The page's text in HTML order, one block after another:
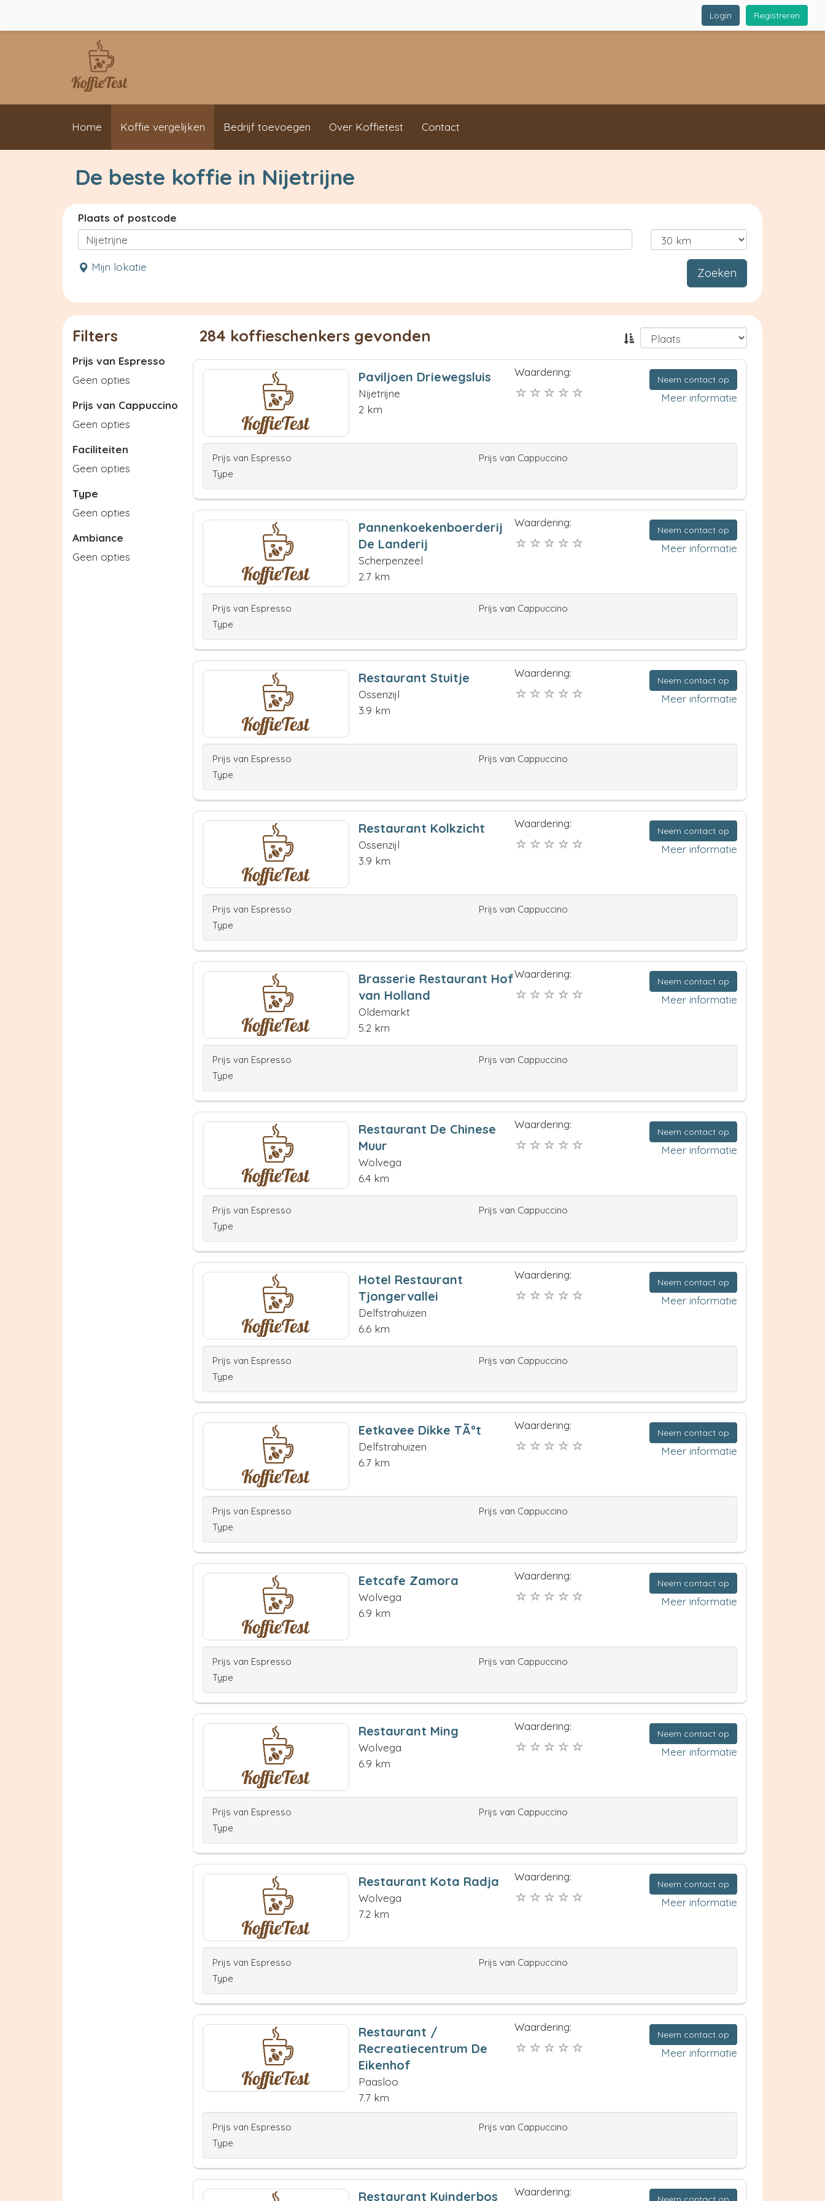
Registreren
Login
Home Koffie vergelijken Bedrijf toevoegen Over Koffietest Contact
De beste koffie in Nijetrijne
Plaats of postcode
Mijn lokatie Zoeken
Filters
Prijs van Espresso
Geen opties
Prijs van Cappuccino
Geen opties
Faciliteiten
Geen opties
Type
Geen opties
Ambiance
Geen opties
284 koffieschenkers gevonden
Paviljoen Driewegsluis
Nijetrijne
2 km
Waardering:
Neem contact op
Meer informatie
Prijs van Espresso
Prijs van Cappuccino
Type
Pannenkoekenboerderij
De Landerij
Scherpenzeel
2.7 km
Waardering:
Neem contact op
Meer informatie
Prijs van Espresso
Prijs van Cappuccino
Type
Restaurant Stuitje
Ossenzijl
3.9 km
Waardering:
Neem contact op
Meer informatie
Prijs van Espresso
Prijs van Cappuccino
Type
Restaurant Kolkzicht
Ossenzijl
3.9 km
Waardering:
Neem contact op
Meer informatie
Prijs van Espresso
Prijs van Cappuccino
Type
Brasserie Restaurant Hof
van Holland
Oldemarkt
5.2 km
Waardering:
Neem contact op
Meer informatie
Prijs van Espresso
Prijs van Cappuccino
Type
Restaurant De Chinese
Muur
Wolvega
6.4 km
Waardering:
Neem contact op
Meer informatie
Prijs van Espresso
Prijs van Cappuccino
Type
Hotel Restaurant
Tjongervallei
Delfstrahuizen
6.6 km
Waardering:
Neem contact op
Meer informatie
Prijs van Espresso
Prijs van Cappuccino
Type
Eetkavee Dikke TÃºt
Delfstrahuizen
6.7 km
Waardering:
Neem contact op
Meer informatie
Prijs van Espresso
Prijs van Cappuccino
Type
Eetcafe Zamora
Wolvega
6.9 km
Waardering:
Neem contact op
Meer informatie
Prijs van Espresso
Prijs van Cappuccino
Type
Restaurant Ming
Wolvega
6.9 km
Waardering:
Neem contact op
Meer informatie
Prijs van Espresso
Prijs van Cappuccino
Type
Restaurant Kota Radja
Wolvega
7.2 km
Waardering:
Neem contact op
Meer informatie
Prijs van Espresso
Prijs van Cappuccino
Type
Restaurant /
Recreatiecentrum De
Eikenhof
Paasloo
7.7 km
Waardering:
Neem contact op
Meer informatie
Prijs van Espresso
Prijs van Cappuccino
Type
Restaurant Kuinderbos Waardering: